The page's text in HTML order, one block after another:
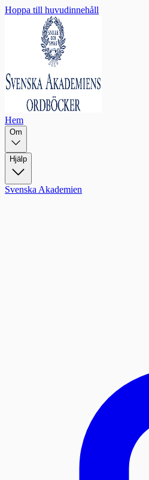
Hoppa till huvudinnehåll
Hem
Om
Hjälp
Svenska Akademien